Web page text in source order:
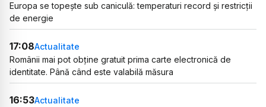
Europa se topește sub caniculă: temperaturi record și restricții
de energie
17:08Actualitate
Românii mai pot obține gratuit prima carte electronică de
identitate. Până când este valabilă măsura
16:53Actualitate